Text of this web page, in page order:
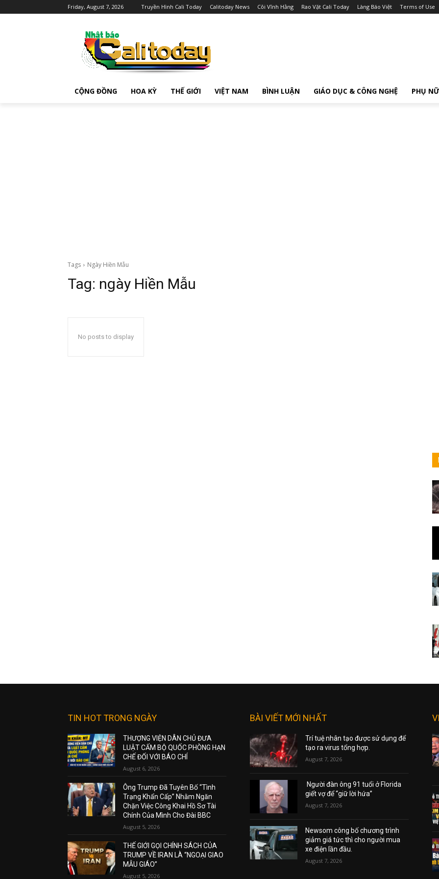
Friday, August 7, 2026 Truyền Hình Cali Today Calitoday News Cõi Vĩnh Hằng Rao Vặt Cali Today Làng Báo Việt Terms of Use
CỘNG ĐỒNG HOA KỲ THẾ GIỚI VIỆT NAM BÌNH LUẬN GIÁO DỤC & CÔNG NGHỆ PHỤ NỮ
Tags Ngày Hiền Mẫu
Tag: ngày Hiền Mẫu
No posts to display
TIN HOT TRONG NGÀY
THƯỢNG VIỆN DÂN CHỦ ĐƯA
LUẬT CẤM BỘ QUỐC PHÒNG HẠN
CHẾ ĐỐI VỚI BÁO CHÍ
August 6, 2026
Ông Trump Đã Tuyên Bố “Tình
Trạng Khẩn Cấp” Nhằm Ngăn
Chặn Việc Công Khai Hồ Sơ Tài
Chính Của Mình Cho Đài BBC
August 5, 2026
THẾ GIỚI GỌI CHÍNH SÁCH CỦA
TRUMP VỀ IRAN LÀ “NGOẠI GIAO
MẪU GIÁO”
August 5, 2026
BÀI VIẾT MỚI NHẤT
Trí tuệ nhân tạo được sử dụng để
tạo ra virus tổng hợp.
August 7, 2026
Người đàn ông 91 tuổi ở Florida
giết vợ để “giữ lời hứa”
August 7, 2026
Newsom công bố chương trình
giảm giá tức thì cho người mua
xe điện lần đầu.
August 7, 2026